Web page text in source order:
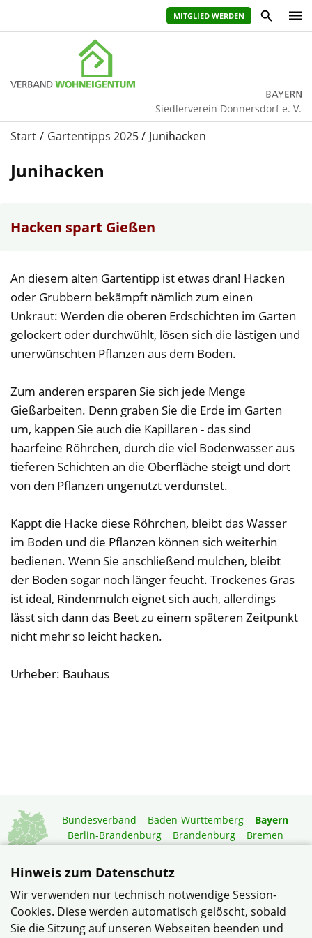
MITGLIED WERDEN
Siedlerverein Donnersdorf e. V.
Start Gartentipps 2025 Junihacken
Junihacken
Hacken spart Gießen
An diesem alten Gartentipp ist etwas dran! Hacken
oder Grubbern bekämpft nämlich zum einen
Unkraut: Werden die oberen Erdschichten im Garten
gelockert oder durchwühlt, lösen sich die lästigen und
unerwünschten Pflanzen aus dem Boden.
Zum anderen ersparen Sie sich jede Menge
Gießarbeiten. Denn graben Sie die Erde im Garten
um, kappen Sie auch die Kapillaren - das sind
haarfeine Röhrchen, durch die viel Bodenwasser aus
tieferen Schichten an die Oberfläche steigt und dort
von den Pflanzen ungenutzt verdunstet.
Kappt die Hacke diese Röhrchen, bleibt das Wasser
im Boden und die Pflanzen können sich weiterhin
bedienen. Wenn Sie anschließend mulchen, bleibt
der Boden sogar noch länger feucht. Trockenes Gras
ist ideal, Rindenmulch eignet sich auch, allerdings
lässt sich dann das Beet zu einem späteren Zeitpunkt
nicht mehr so leicht hacken.
Urheber: Bauhaus
Bundesverband Baden-Württemberg
Bayern
Berlin-Brandenburg
Brandenburg
Bremen
Niedersachsen
Rheinland-Pfalz
Saarland
Sachsen-Anhalt
Schleswig-Holstein
Thüringen
Mitgliedermagazin
Gartenberatung
Hinweis zum Datenschutz
Wir verwenden nur technisch notwendige Session-
Cookies. Diese werden automatisch gelöscht, sobald
Sie die Sitzung auf unseren Webseiten beenden und